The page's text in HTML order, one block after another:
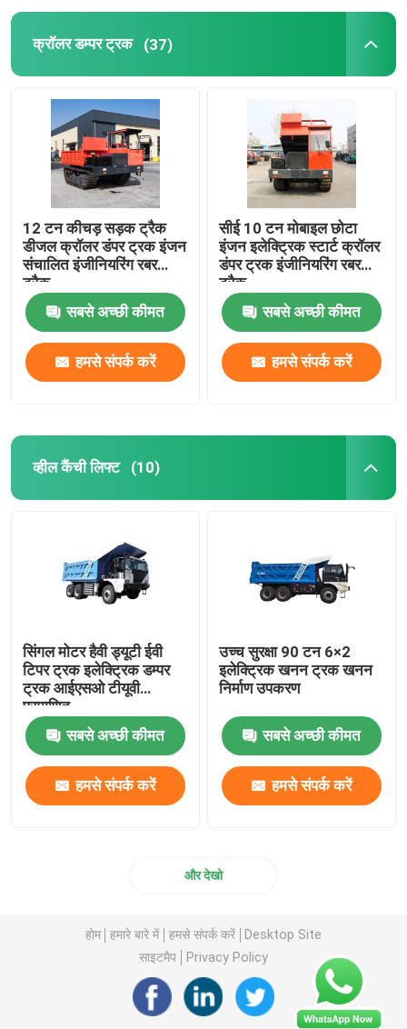
क्रॉलर डम्पर ट्रक (37)
12 टन कीचड़ सड़क ट्रैक
डीजल क्रॉलर डंपर ट्रक इंजन
संचालित इंजीनियरिंग रबर
ट्रैक
सबसे अच्छी कीमत
हमसे संपर्क करें
सीई 10 टन मोबाइल छोटा
इंजन इलेक्ट्रिक स्टार्ट क्रॉलर
डंपर ट्रक इंजीनियरिंग रबर
ट्रैक
सबसे अच्छी कीमत
हमसे संपर्क करें
व्हील कैंची लिफ्ट (10)
सिंगल मोटर हैवी ड्यूटी ईवी
टिपर ट्रक इलेक्ट्रिक डम्पर
ट्रक आईएसओ टीयूवी
प्रमाणित
सबसे अच्छी कीमत
हमसे संपर्क करें
उच्च सुरक्षा 90 टन 6×2
इलेक्ट्रिक खनन ट्रक खनन
निर्माण उपकरण
सबसे अच्छी कीमत
हमसे संपर्क करें
और देखो
होम हमारे बारे में हमसे संपर्क करें
Desktop Site
साइटमैप
Privacy Policy